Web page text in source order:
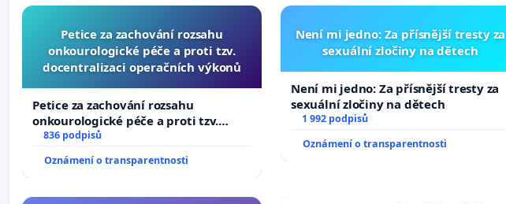
Petice za zachování rozsahu
onkourologické péče a proti tzv.
docentralizaci operačních výkonů
Petice za zachování rozsahu
onkourologické péče a proti tzv.
docentralizaci operačních výkonů
836 podpisů
Oznámení o transparentnosti
Není mi jedno: Za přísnější tresty za
sexuální zločiny na dětech
Není mi jedno: Za přísnější tresty za
sexuální zločiny na dětech
1 992 podpisů
Oznámení o transparentnosti